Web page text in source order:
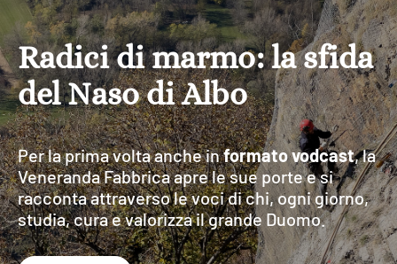
Radici di marmo: la sfida
del Naso di Albo
Per la prima volta anche informato vodcast, la
Veneranda Fabbrica apre le sue porte e si
racconta attraverso le voci di chi, ogni giorno,
studia, cura e valorizza il grande Duomo.
Accessibilità
Catalogo
Digitale